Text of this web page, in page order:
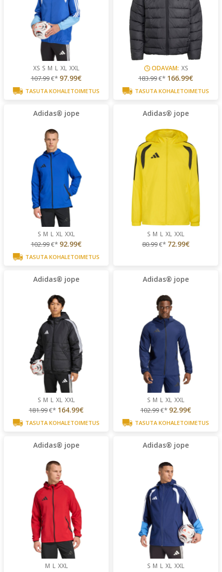
XS S M L XL XXL
107.99€* 97.99€
TASUTA KOHALETOIMETUS
ODAVAM: XS
183.99€* 166.99€
TASUTA KOHALETOIMETUS
Adidas® jope
S M L XL XXL
102.99€* 92.99€
TASUTA KOHALETOIMETUS
Adidas® jope
S M L XL XXL
80.99€* 72.99€
Adidas® jope
S M L XL XXL
181.99€* 164.99€
TASUTA KOHALETOIMETUS
Adidas® jope
S M L XL XXL
102.99€* 92.99€
TASUTA KOHALETOIMETUS
Adidas® jope
M L XXL
Adidas® jope
S M L XL XXL